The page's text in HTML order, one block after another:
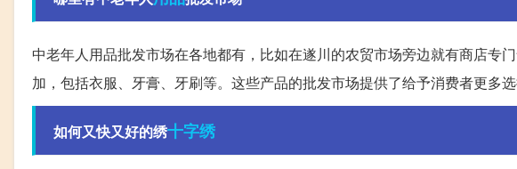
中老年人用品批发市场在各地都有，比如在遂川的农贸市场旁边就有商店专
加，包括衣服、牙膏、牙刷等。这些产品的批发市场提供了给予消费者更多
如何又快又好的绣十字绣